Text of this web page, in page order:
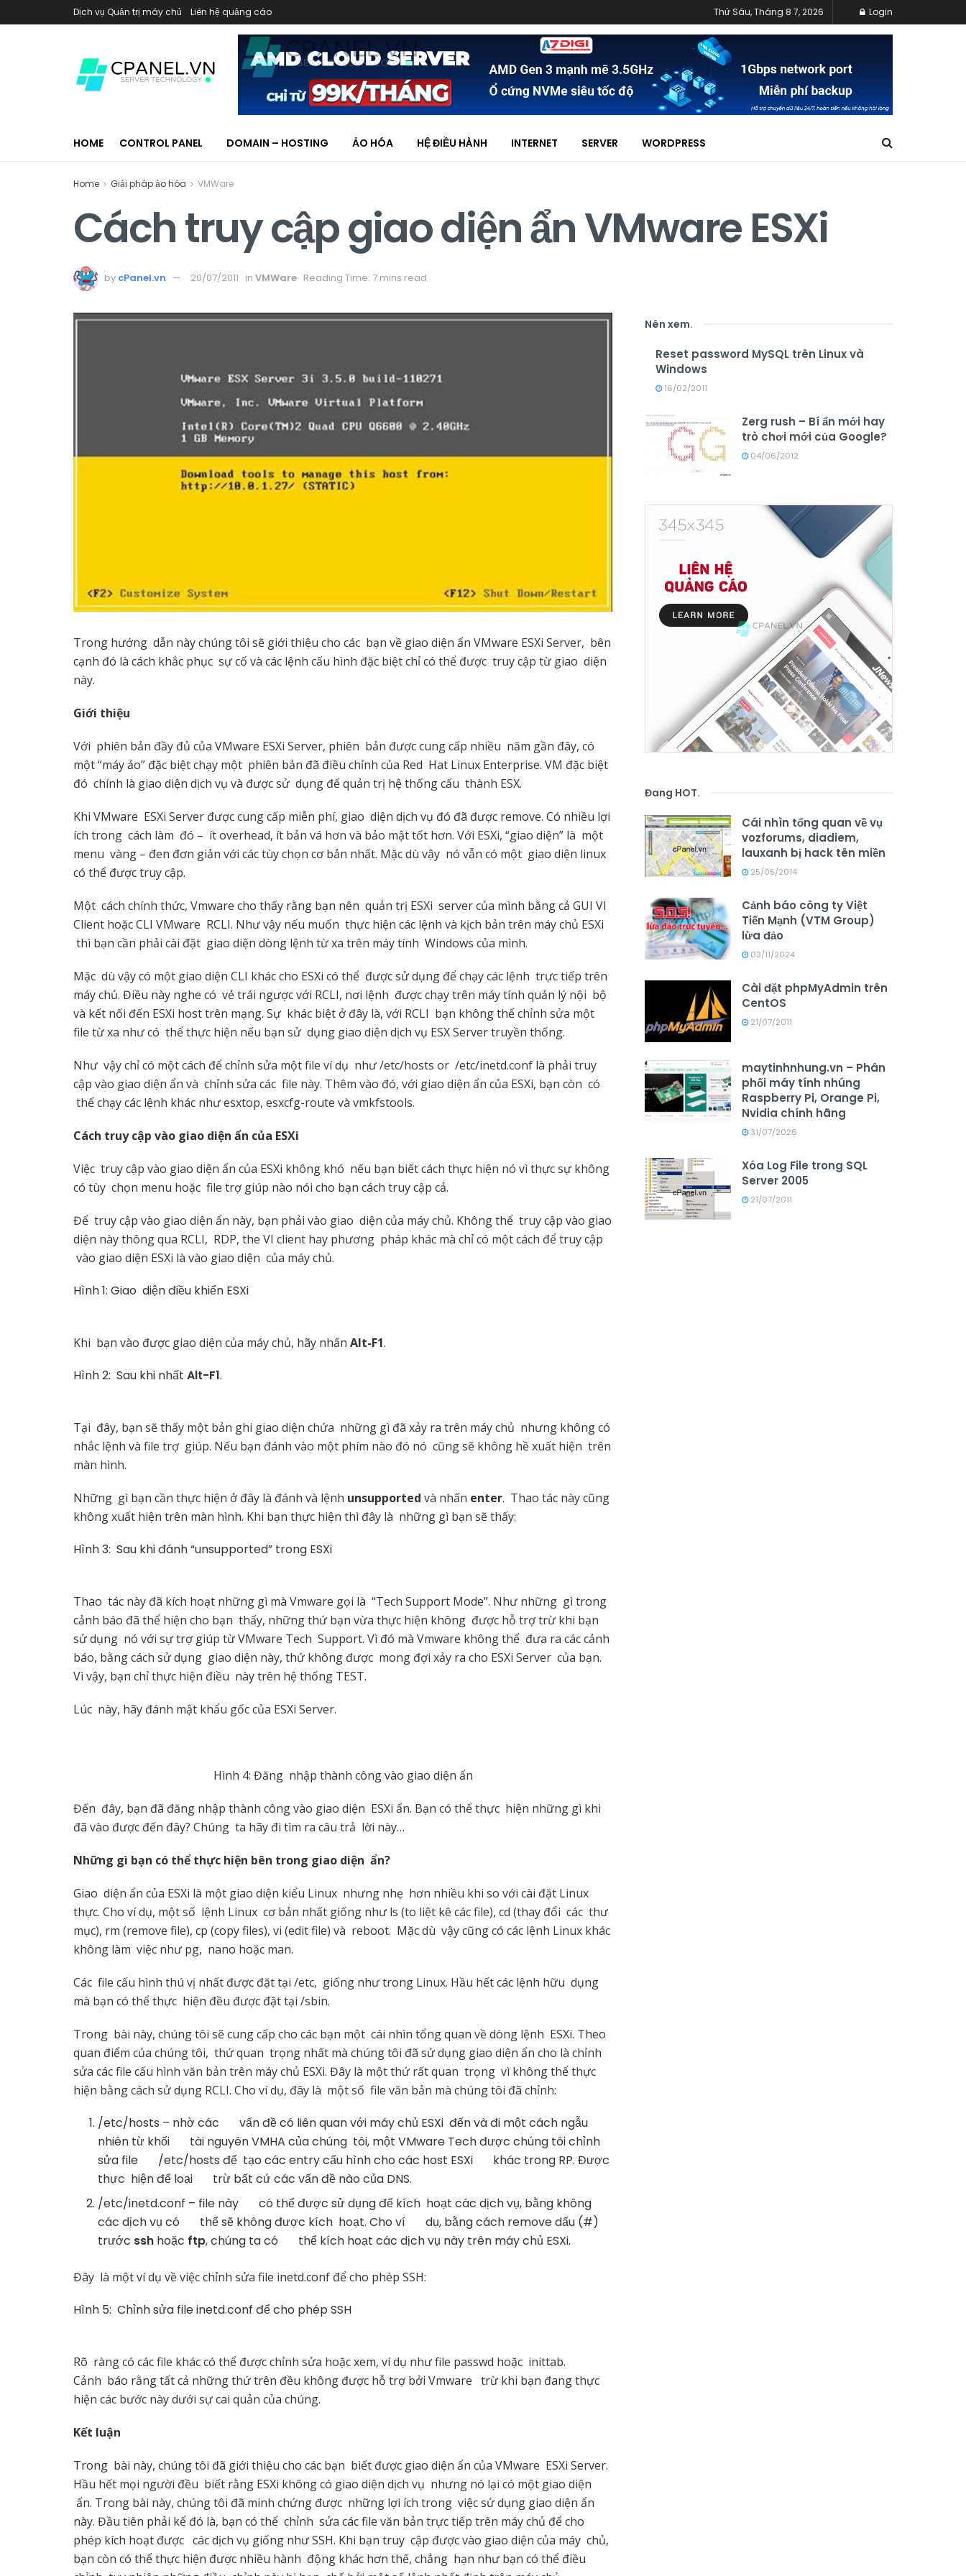
Dịch vụ Quản trị máy chủ Liên hệ quảng cáo Thứ Sáu, Tháng 8 7, 2026 Login
HOME CONTROL PANEL DOMAIN – HOSTING ẢO HÓA HỆ ĐIỀU HÀNH INTERNET SERVER WORDPRESS
Home Giải pháp ảo hóa VMWare
Cách truy cập giao diện ẩn VMware ESXi
by cPanel.vn 20/07/2011 in VMWare Reading Time: 7 mins read
Trong hướng dẫn này chúng tôi sẽ giới thiệu cho các bạn về giao diện ẩn VMware ESXi Server, bên
cạnh đó là cách khắc phục sự cố và các lệnh cấu hình đặc biệt chỉ có thể được truy cập từ giao diện
này.
Giới thiệu
Với phiên bản đầy đủ của VMware ESXi Server, phiên bản được cung cấp nhiều năm gần đây, có
một “máy ảo” đặc biệt chạy một phiên bản đã điều chỉnh của Red Hat Linux Enterprise. VM đặc biệt
đó chính là giao diện dịch vụ và được sử dụng để quản trị hệ thống cấu thành ESX.
Khi VMware ESXi Server được cung cấp miễn phí, giao diện dịch vụ đó đã được remove. Có nhiều lợi
ích trong cách làm đó – ít overhead, ít bản vá hơn và bảo mật tốt hơn. Với ESXi, “giao diện” là một
menu vàng – đen đơn giản với các tùy chọn cơ bản nhất. Mặc dù vậy nó vẫn có một giao diện linux
có thể được truy cập.
Một cách chính thức, Vmware cho thấy rằng bạn nên quản trị ESXi server của mình bằng cả GUI VI
Client hoặc CLI VMware RCLI. Như vậy nếu muốn thực hiện các lệnh và kịch bản trên máy chủ ESXi
thì bạn cần phải cài đặt giao diện dòng lệnh từ xa trên máy tính Windows của mình.
Mặc dù vậy có một giao diện CLI khác cho ESXi có thể được sử dụng để chạy các lệnh trực tiếp trên
máy chủ. Điều này nghe có vẻ trái ngược với RCLI, nơi lệnh được chạy trên máy tính quản lý nội bộ
và kết nối đến ESXi host trên mạng. Sự khác biệt ở đây là, với RCLI bạn không thể chỉnh sửa một
file từ xa như có thể thực hiện nếu bạn sử dụng giao diện dịch vụ ESX Server truyền thống.
Như vậy chỉ có một cách để chỉnh sửa một file ví dụ như /etc/hosts or /etc/inetd.conf là phải truy
cập vào giao diện ẩn và chỉnh sửa các file này. Thêm vào đó, với giao diện ẩn của ESXi, bạn còn có
thể chạy các lệnh khác như esxtop, esxcfg-route và vmkfstools.
Cách truy cập vào giao diện ẩn của ESXi
Việc truy cập vào giao diện ẩn của ESXi không khó nếu bạn biết cách thực hiện nó vì thực sự không
có tùy chọn menu hoặc file trợ giúp nào nói cho bạn cách truy cập cả.
Để truy cập vào giao diện ẩn này, bạn phải vào giao diện của máy chủ. Không thể truy cập vào giao
diện này thông qua RCLI, RDP, the VI client hay phương pháp khác mà chỉ có một cách để truy cập
vào giao diện ESXi là vào giao diện của máy chủ.
Hình 1: Giao diện điều khiển ESXi
Khi bạn vào được giao diện của máy chủ, hãy nhấn Alt-F1.
Hình 2: Sau khi nhất Alt-F1.
Tại đây, bạn sẽ thấy một bản ghi giao diện chứa những gì đã xảy ra trên máy chủ nhưng không có
nhắc lệnh và file trợ giúp. Nếu bạn đánh vào một phím nào đó nó cũng sẽ không hề xuất hiện trên
màn hình.
Những gì bạn cần thực hiện ở đây là đánh và lệnh unsupported và nhấn enter. Thao tác này cũng
không xuất hiện trên màn hình. Khi bạn thực hiện thì đây là những gì bạn sẽ thấy:
Hình 3: Sau khi đánh “unsupported” trong ESXi
Thao tác này đã kích hoạt những gì mà Vmware gọi là “Tech Support Mode”. Như những gì trong
cảnh báo đã thể hiện cho bạn thấy, những thứ bạn vừa thực hiện không được hỗ trợ trừ khi bạn
sử dụng nó với sự trợ giúp từ VMware Tech Support. Vì đó mà Vmware không thể đưa ra các cảnh
báo, bằng cách sử dụng giao diện này, thứ không được mong đợi xảy ra cho ESXi Server của bạn.
Vì vậy, bạn chỉ thực hiện điều này trên hệ thống TEST.
Lúc này, hãy đánh mật khẩu gốc của ESXi Server.
Hình 4: Đăng nhập thành công vào giao diện ẩn
Đến đây, bạn đã đăng nhập thành công vào giao diện ESXi ẩn. Bạn có thể thực hiện những gì khi
đã vào được đến đây? Chúng ta hãy đi tìm ra câu trả lời này…
Những gì bạn có thể thực hiện bên trong giao diện ẩn?
Giao diện ẩn của ESXi là một giao diện kiểu Linux nhưng nhẹ hơn nhiều khi so với cài đặt Linux
thực. Cho ví dụ, một số lệnh Linux cơ bản nhất giống như ls (to liệt kê các file), cd (thay đổi các thư
mục), rm (remove file), cp (copy files), vi (edit file) và reboot. Mặc dù vậy cũng có các lệnh Linux khác
không làm việc như pg, nano hoặc man.
Các file cấu hình thú vị nhất được đặt tại /etc, giống như trong Linux. Hầu hết các lệnh hữu dụng
mà bạn có thể thực hiện đều được đặt tại /sbin.
Trong bài này, chúng tôi sẽ cung cấp cho các bạn một cái nhìn tổng quan về dòng lệnh ESXi. Theo
quan điểm của chúng tôi, thứ quan trọng nhất mà chúng tôi đã sử dụng giao diện ẩn cho là chỉnh
sửa các file cấu hình văn bản trên máy chủ ESXi. Đây là một thứ rất quan trọng vì không thể thực
hiện bằng cách sử dụng RCLI. Cho ví dụ, đây là một số file văn bản mà chúng tôi đã chỉnh:
/etc/hosts – nhờ các vấn đề có liên quan với máy chủ ESXi đến và đi một cách ngẫu
nhiên từ khối tài nguyên VMHA của chúng tôi, một VMware Tech được chúng tôi chỉnh
sửa file /etc/hosts để tạo các entry cấu hình cho các host ESXi khác trong RP. Được
thực hiện để loại trừ bất cứ các vấn đề nào của DNS.
/etc/inetd.conf – file này có thể được sử dụng để kích hoạt các dịch vụ, bằng không
các dịch vụ có thể sẽ không được kích hoạt. Cho ví dụ, bằng cách remove dấu (#)
trước ssh hoặc ftp, chúng ta có thể kích hoạt các dịch vụ này trên máy chủ ESXi.
Đây là một ví dụ về việc chỉnh sửa file inetd.conf để cho phép SSH:
Hình 5: Chỉnh sửa file inetd.conf để cho phép SSH
Rõ ràng có các file khác có thể được chỉnh sửa hoặc xem, ví dụ như file passwd hoặc inittab.
Cảnh báo rằng tất cả những thứ trên đều không được hỗ trợ bởi Vmware trừ khi bạn đang thực
hiện các bước này dưới sự cai quản của chúng.
Kết luận
Trong bài này, chúng tôi đã giới thiệu cho các bạn biết được giao diện ẩn của VMware ESXi Server.
Hầu hết mọi người đều biết rằng ESXi không có giao diện dịch vụ nhưng nó lại có một giao diện
ẩn. Trong bài này, chúng tôi đã minh chứng được những lợi ích trong việc sử dụng giao diện ẩn
này. Đầu tiên phải kể đó là, bạn có thể chỉnh sửa các file văn bản trực tiếp trên máy chủ để cho
phép kích hoạt được các dịch vụ giống như SSH. Khi bạn truy cập được vào giao diện của máy chủ,
bạn còn có thể thực hiện được nhiều hành động khác hơn thế, chẳng hạn như bạn có thể điều
Nên xem.
Reset password MySQL trên Linux và
Windows
16/02/2011
Zerg rush – Bí ẩn mới hay
trò chơi mới của Google?
04/06/2012
Đang HOT.
Cái nhìn tổng quan về vụ
vozforums, diadiem,
lauxanh bị hack tên miền
25/05/2014
Cảnh báo công ty Việt
Tiến Mạnh (VTM Group)
lừa đảo
03/11/2024
Cài đặt phpMyAdmin trên
CentOS
21/07/2011
maytinhnhung.vn – Phân
phối máy tính nhúng
Raspberry Pi, Orange Pi,
Nvidia chính hãng
31/07/2026
Xóa Log File trong SQL
Server 2005
21/07/2011